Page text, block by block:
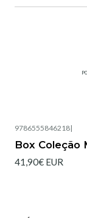
9786555846218|
Box Coleção
41,90€ EUR